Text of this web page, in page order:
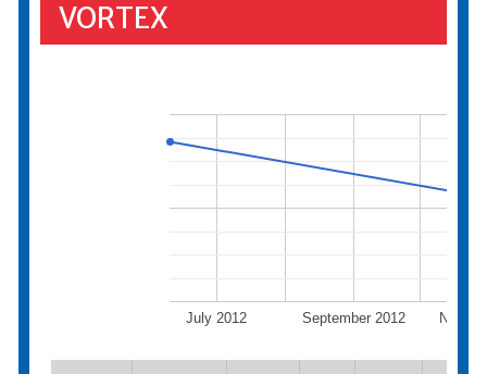
VORTEX
July 2012 September 2012